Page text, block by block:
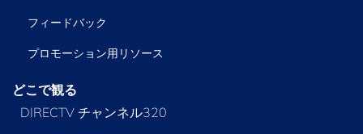
フィードバック
プロモーション用リソース
どこで観る
DIRECTV チャンネル320